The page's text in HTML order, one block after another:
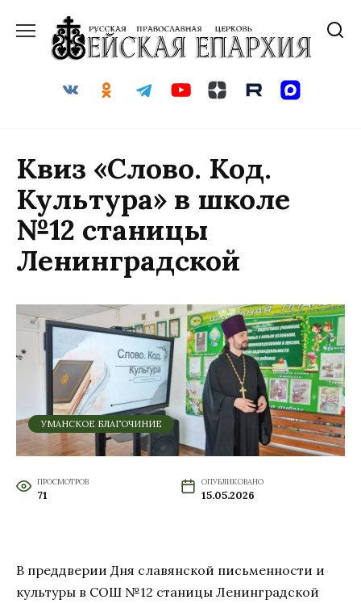
содержанию
Квиз «Слово. Код.
Культура» в школе
№12 станицы
Ленинградской
УМАНСКОЕ БЛАГОЧИНИЕ
ПРОСМОТРОВ
71
ОПУБЛИКОВАНО
15.05.2026
В преддверии Дня славянской письменности и
культуры в СОШ №12 станицы Ленинградской